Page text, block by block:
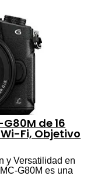
de 16
Fi, Objetivo
y Versatilidad en
G80M es una